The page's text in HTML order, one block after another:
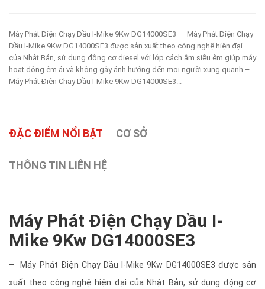
Máy Phát Điện Chạy Dầu I-Mike 9Kw DG14000SE3 – Máy Phát Điện Chạy
Dầu I-Mike 9Kw DG14000SE3 được sản xuất theo công nghệ hiện đại
của Nhật Bản, sử dụng động cơ diesel với lớp cách âm siêu êm giúp máy
hoạt động êm ái và không gây ảnh hưởng đến mọi người xung quanh.–
Máy Phát Điện Chạy Dầu I-Mike 9Kw DG14000SE3...
ĐẶC ĐIỂM NỔI BẬT CƠ SỞ
THÔNG TIN LIÊN HỆ
Máy Phát Điện Chạy Dầu I-
Mike 9Kw DG14000SE3
– Máy Phát Điện Chạy Dầu I-Mike 9Kw DG14000SE3 được sản
xuất theo công nghệ hiện đại của Nhật Bản, sử dụng động cơ